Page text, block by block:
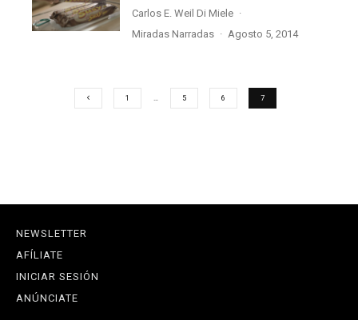
Carlos E. Weil Di Miele ·
Miradas Narradas · agosto 5, 2014
1 … 5 6 7
NEWSLETTER
AFÍLIATE
INICIAR SESIÓN
ANÚNCIATE